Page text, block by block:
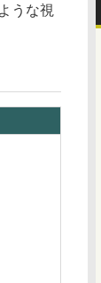
うな視